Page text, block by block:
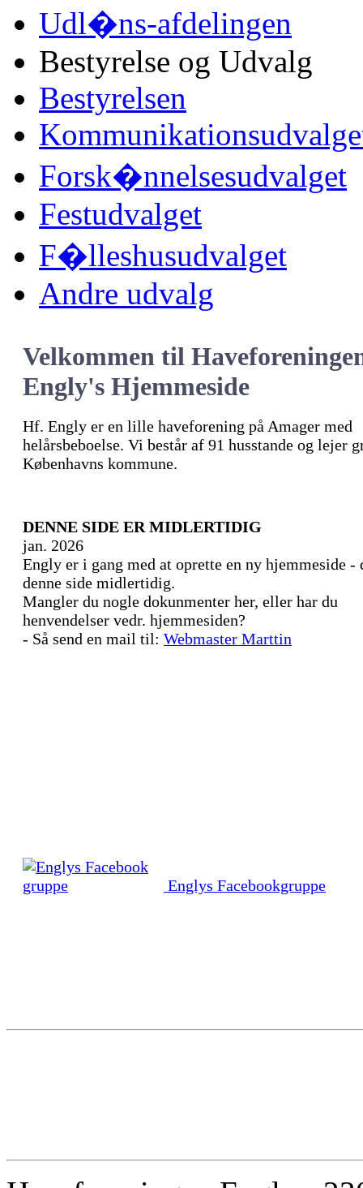
Udl�ns-afdelingen
Bestyrelse og Udvalg
Bestyrelsen
Forsk�nnelsesudvalget
Festudvalget
F�lleshusudvalget
Andre udvalg
Velkommen til
Engly's Hjemmeside
Hf. Engly er en lille haveforening på Amager med
helårsbeboelse. Vi består af 91 husstande og lejer
Københavns kommune.
DENNE SIDE ER MIDLERTIDIG
jan. 2026
Engly er i gang med at oprette en ny hjemmeside -
denne side midlertidig.
Mangler du nogle dokunmenter her, eller har du
henvendelser vedr. hjemmesiden?
- Så send en mail til: Webmaster Marttin
Englys Facebookgruppe